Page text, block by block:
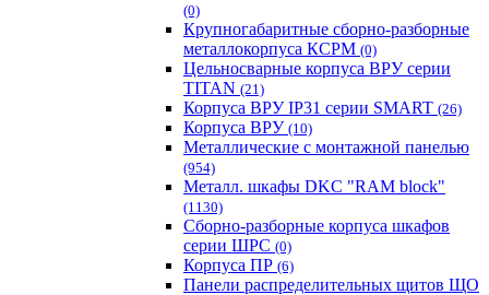
(0)
Крупногабаритные сборно-разборные
металлокорпуса КСРМ (0)
Цельносварные корпуса ВРУ серии
TITAN (21)
Корпуса ВРУ IP31 серии SMART (26)
Корпуса ВРУ (10)
Металлические с монтажной панелью
(954)
Металл. шкафы DKC "RAM block"
(1130)
Сборно-разборные корпуса шкафов
серии ШРС (0)
Корпуса ПР (6)
Панели распределительных щитов ЩО